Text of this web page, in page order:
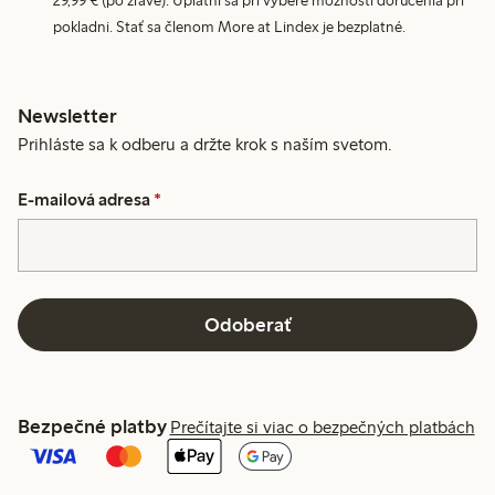
pokladni. Stať sa členom More at Lindex je bezplatné.
Newsletter
Prihláste sa k odberu a držte krok s naším svetom.
E-mailová adresa *
Odoberať
Bezpečné platby Prečítajte si viac o bezpečných platbách